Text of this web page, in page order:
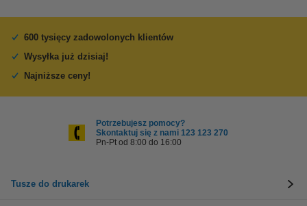
600 tysięcy zadowolonych klientów
Wysyłka już dzisiaj!
Najniższe ceny!
Potrzebujesz pomocy?
Skontaktuj się z nami 123 123 270
Pn-Pt od 8:00 do 16:00
Tusze do drukarek